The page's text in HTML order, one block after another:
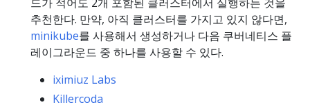
추천한다. 만약, 아직 클러스터를 가지고 있지 않다면,
minikube를 사용해서 생성하거나 다음 쿠버네티스 플
레이그라운드 중 하나를 사용할 수 있다.
iximiuz Labs
Killercoda